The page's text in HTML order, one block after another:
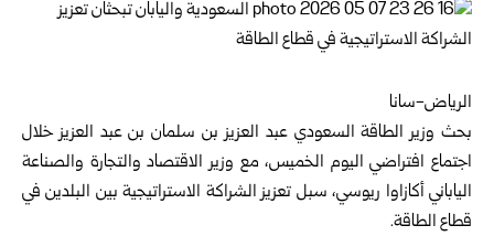
الرياض-سانا
بحث وزير الطاقة السعوديعبد العزيز بن سلمان بن عبد العزيز خلال
اجتماع افتراضي اليوم الخميس، مع وزير الاقتصاد والتجارة والصناعة
الياباني أكازاوا ريوسي، سبل تعزيز الشراكة الاستراتيجية بين البلدين في
قطاع الطاقة.